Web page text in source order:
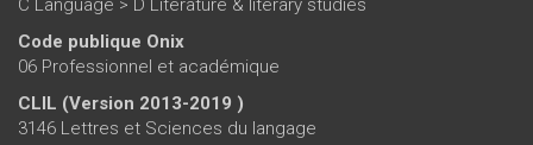
Code publique Onix
06 Professionnel et académique
CLIL (Version 2013-2019 )
3146 Lettres et Sciences du langage